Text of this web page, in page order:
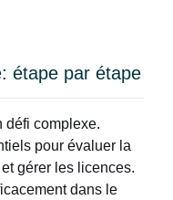
étape par étape
défi complexe.
pour évaluer la
gérer les licences.
dans le